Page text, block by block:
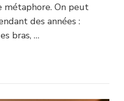
métaphore. On peut
des années :
bras, …